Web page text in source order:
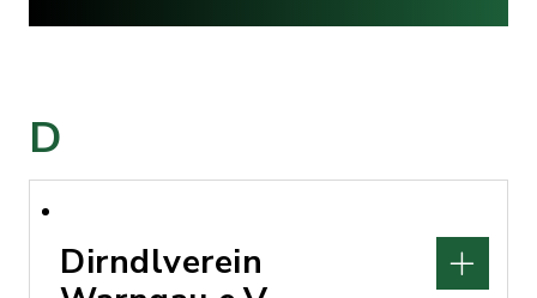
D
Dirndlverein